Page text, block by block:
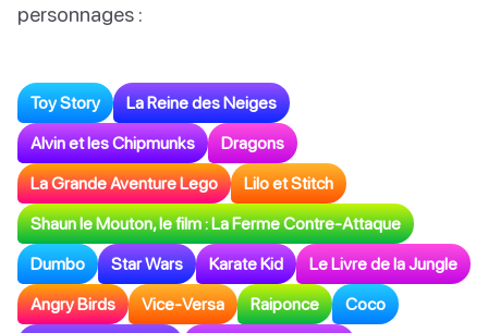
personnages :
Toy Story La Reine des Neiges
Alvin et les Chipmunks Dragons
La Grande Aventure Lego Lilo et Stitch
Shaun le Mouton, le film : La Ferme Contre-Attaque
Dumbo Star Wars Karate Kid Le Livre de la Jungle
Angry Birds Vice-Versa Raiponce Coco